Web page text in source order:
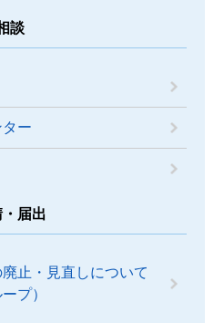
談
ー
・届出
止・見直しについて
プ）